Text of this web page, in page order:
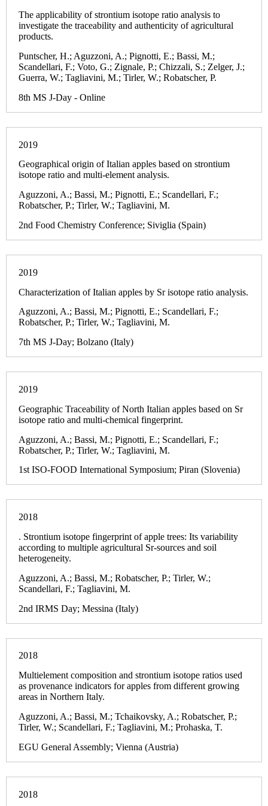
The applicability of strontium isotope ratio analysis to
investigate the traceability and authenticity of agricultural
products.
Puntscher, H.; Aguzzoni, A.; Pignotti, E.; Bassi, M.;
Scandellari, F.; Voto, G.; Zignale, P.; Chizzali, S.; Zelger, J.;
Guerra, W.; Tagliavini, M.; Tirler, W.; Robatscher, P.
8th MS J-Day - Online
2019
Geographical origin of Italian apples based on strontium
isotope ratio and multi-element analysis.
Aguzzoni, A.; Bassi, M.; Pignotti, E.; Scandellari, F.;
Robatscher, P.; Tirler, W.; Tagliavini, M.
2nd Food Chemistry Conference; Siviglia (Spain)
2019
Characterization of Italian apples by Sr isotope ratio analysis.
Aguzzoni, A.; Bassi, M.; Pignotti, E.; Scandellari, F.;
Robatscher, P.; Tirler, W.; Tagliavini, M.
7th MS J-Day; Bolzano (Italy)
2019
Geographic Traceability of North Italian apples based on Sr
isotope ratio and multi-chemical fingerprint.
Aguzzoni, A.; Bassi, M.; Pignotti, E.; Scandellari, F.;
Robatscher, P.; Tirler, W.; Tagliavini, M.
1st ISO-FOOD International Symposium; Piran (Slovenia)
2018
. Strontium isotope fingerprint of apple trees: Its variability
according to multiple agricultural Sr-sources and soil
heterogeneity.
Aguzzoni, A.; Bassi, M.; Robatscher, P.; Tirler, W.;
Scandellari, F.; Tagliavini, M.
2nd IRMS Day; Messina (Italy)
2018
Multielement composition and strontium isotope ratios used
as provenance indicators for apples from different growing
areas in Northern Italy.
Aguzzoni, A.; Bassi, M.; Tchaikovsky, A.; Robatscher, P.;
Tirler, W.; Scandellari, F.; Tagliavini, M.; Prohaska, T.
EGU General Assembly; Vienna (Austria)
2018